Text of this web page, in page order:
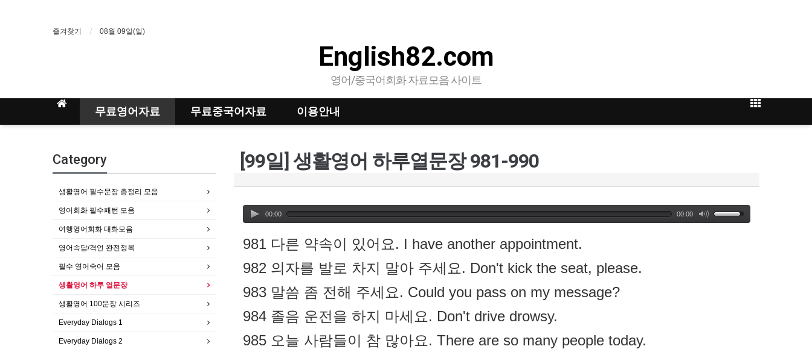
즐겨찾기 08월 09일(일)
English82.com
영어/중국어회화 자료모음 사이트
무료영어자료 무료중국어자료 이용안내
[99일] 생활영어 하루열문장 981-990
00:00 00:00
981 다른 약속이 있어요. I have another appointment.
982 의자를 발로 차지 말아 주세요. Don't kick the seat, please.
983 말씀 좀 전해 주세요. Could you pass on my message?
984 졸음 운전을 하지 마세요. Don't drive drowsy.
985 오늘 사람들이 참 많아요. There are so many people today.
Category
생활영어 필수문장 총정리 모음
영어회화 필수패턴 모음
여행영어회화 대화모음
영어속담/격언 완전정복
필수 영어숙어 모음
생활영어 하루 열문장
생활영어 100문장 시리즈
Everyday Dialogs 1
Everyday Dialogs 2